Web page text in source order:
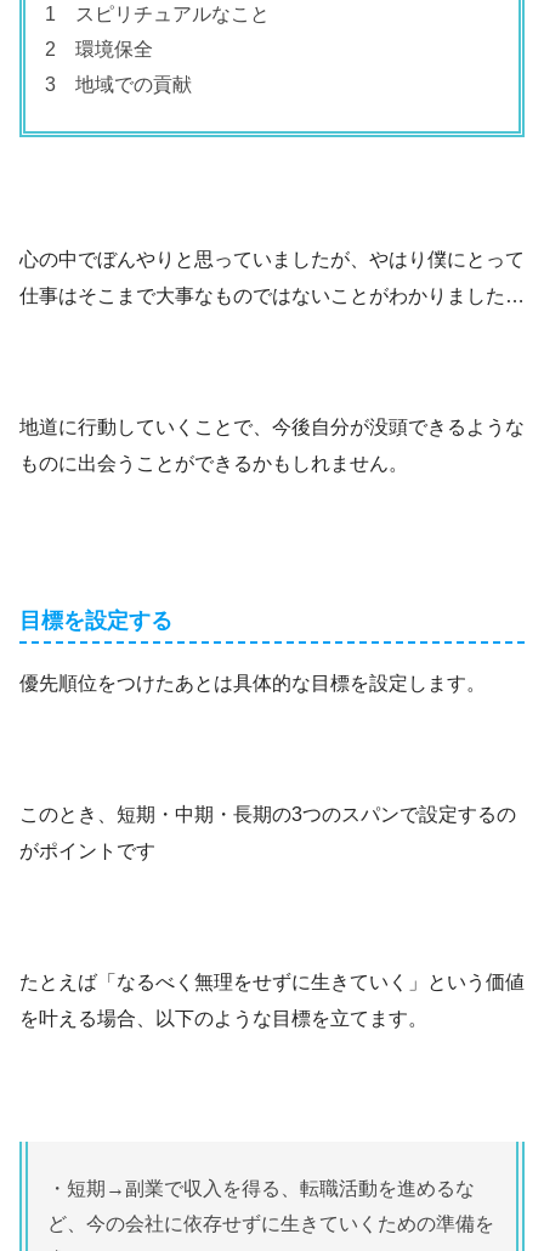
1 スピリチュアルなこと
2 環境保全
3 地域での貢献
心の中でぼんやりと思っていましたが、やはり僕にとって
仕事はそこまで大事なものではないことがわかりました…
地道に行動していくことで、今後自分が没頭できるような
ものに出会うことができるかもしれません。
目標を設定する
優先順位をつけたあとは具体的な目標を設定します。
このとき、短期・中期・長期の3つのスパンで設定するの
がポイントです
たとえば「なるべく無理をせずに生きていく」という価値
を叶える場合、以下のような目標を立てます。
・短期→副業で収入を得る、転職活動を進めるな
ど、今の会社に依存せずに生きていくための準備を